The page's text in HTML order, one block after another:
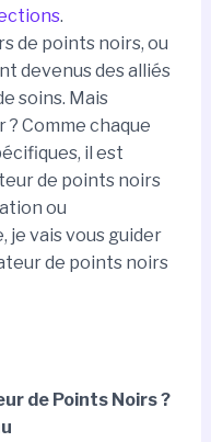
.
de points noirs, ou
devenus des alliés
soins. Mais
Comme chaque
il est
de points noirs
ou
je vais vous guider
de points noirs
de Points Noirs ?